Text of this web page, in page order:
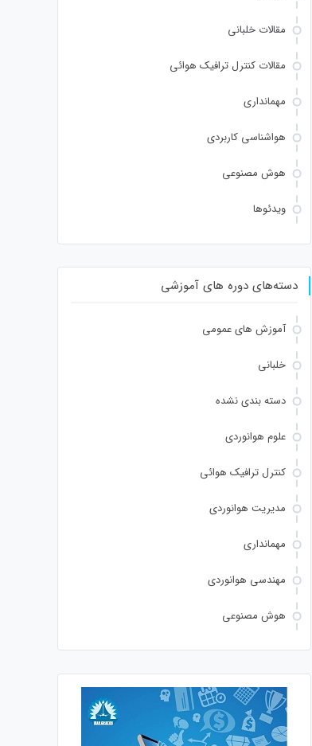
مقالات خلبانی
مقالات کنترل ترافیک هوائی
مهمانداری
هواشناسی کاربردی
هوش مصنوعی
ویدئوها
دسته‌های دوره های آموزشی
آموزش های عمومی
خلبانی
دسته بندی نشده
علوم هوانوردی
کنترل ترافیک هوائی
مدیریت هوانوردی
مهمانداری
مهندسی هوانوردی
هوش مصنوعی